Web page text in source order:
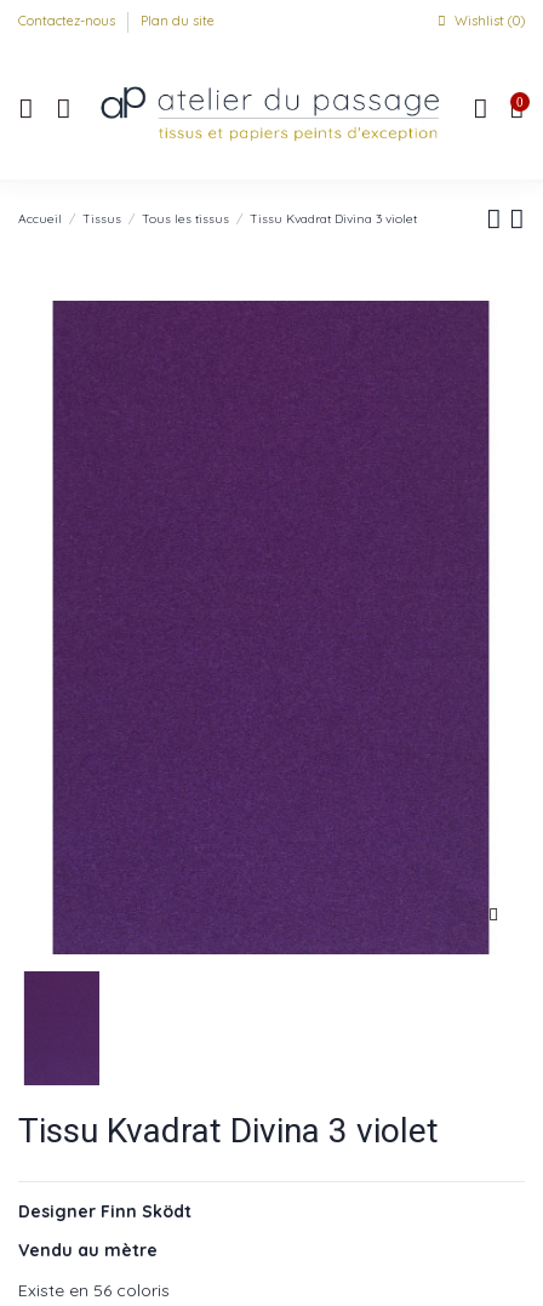
Contactez-nous Plan du site Wishlist (0)
0
Accueil Tissus Tous les tissus Tissu Kvadrat Divina 3 violet
Tissu Kvadrat Divina 3 violet
Designer Finn Sködt
Vendu au mètre
Existe en 56 coloris